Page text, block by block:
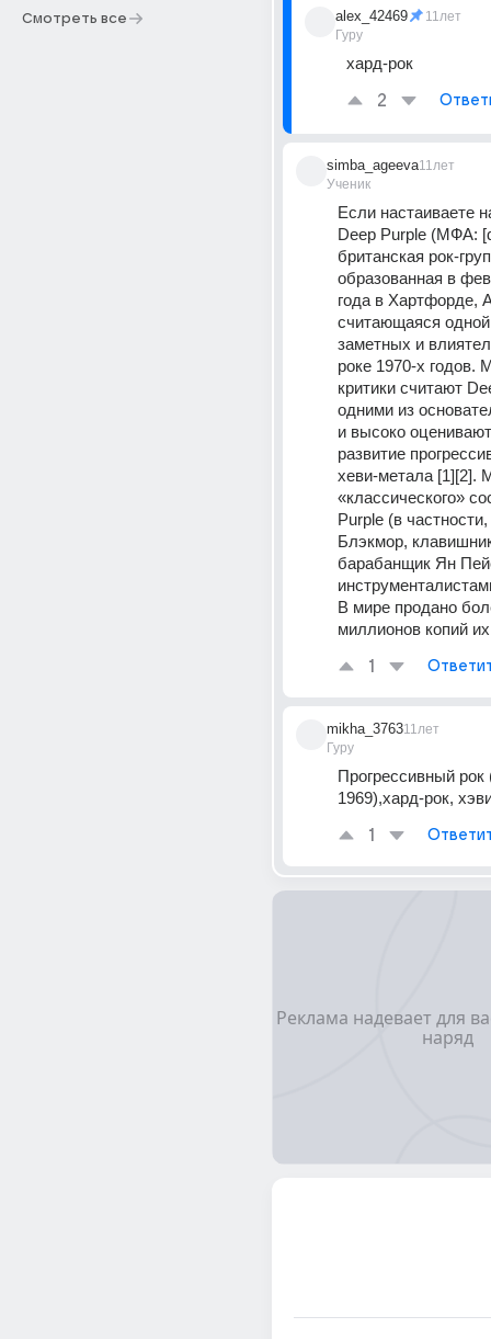
Смотреть все alex_42469
Гуру
11лет
хард-рок
2
simba_ageeva
Ученик
11лет
Если настаиваете
Deep Purple (МФА:
британская рок-
образованная в
года в Хартфорде,
считающаяся
заметных и
роке 1970-х годов.
критики считают
одними из
и высоко
развитие
хеви-метала [1][2].
«классического»
Purple (в
Блэкмор,
барабанщик Ян
В мире продано
миллионов копий
1
mikha_3763
Гуру
11лет
Прогрессивный рок
1969),хард-рок,
1